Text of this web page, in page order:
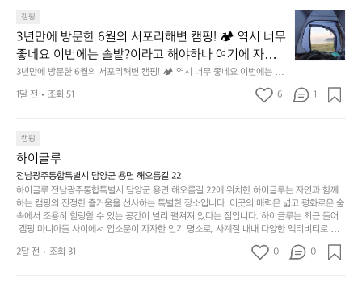
구
나
잠
에
기
까
이
걸
리
는
순
지
의
초
기
품
갑’입
니
다.
일
상
에
용
할
수
있
록.
분
하
고,
단
순
하
캠핑
3년만에 방문한 6월의 서포리해변 캠핑! 🏕 역시 너무
좋네요 이번에는 솔밭?이라고 해야하나 여기에 자리를
잡았는데 정말 시원하고 경치도 좋네요  서해치고 물도
맑은편, 아이들도 놀기 좋고 1박 2일은 넘 짧게 느껴지
네요  .1박 1동 1만원 (수금은 7시쯤, 동네에서 관리) .수
바로 화장실있음 .5분거리 cu .2분거리 음식점  항구에
서부터 해변까지 버스도 다니네요 ㅎㅎㅎ 아이들 엄청
좋아하네요 점심쯤도착해서 철수할때까지 물놀이 3
타임이나 했네요 ⛱️
3년만에 방문한 6월의 서포리해변 캠핑! 🏕 역시 너무 좋네요 이번에는 솔
밭?이라고 해야하나 여기에 자리를 잡았는데 정말 시원하고 경치도 좋네요
서해치고 물도 맑은편, 아이들도 놀기 좋고 1박 2일은 넘 짧게 느껴지네요  .
항구에서부터 해변까지 버스도 다니네요 ㅎㅎㅎ 아이들 엄청 좋아하네요 점
심쯤도착해서 철수할때까지 물놀이 3타임이나 했네요 ⛱️
년
만
에
문
포
리
해
변
캠
핑!
1달 전 조회 51 6 1
캠핑
하이글루
전남광주통합특별시 담양군 용면 해오름길 22
하이글루 전남광주통합특별시 담양군 용면 해오름길 22에 위치한 하이글루는 자연과 함께
하는 캠핑의 진정한 즐거움을 선사하는 특별한 장소입니다. 이곳의 매력은 넓고 평화로운 숲
속에서 조용히 힐링할 수 있는 공간이 널리 펼쳐져 있다는 점입니다. 하이글루는 최근 들어
캠핑 마니아들 사이에서 입소문이 자자한 인기 명소로, 사계절 내내 다양한 액티비티로 방
문객들을 맞이합니다. 특히, 하이글루의 독특한 시설인 글램핑 텐트는 고객들에게 아늑한 잠
자리를 제공하며, 캠핑의 매력을 한층 더해 줍니다. 밖에서는 자연의 소리를 들으며, 내부에
2달 전 조회 31 0 0